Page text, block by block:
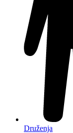
Druženja